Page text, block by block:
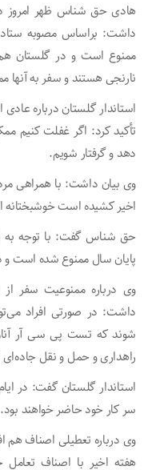
هادی حق شناس ظهر امروز
داشت: براساس مصوبه ستاد
ممنوع است و در گلستان
نارنجی هستند و سفر به آنها
استاندار گلستان درباره
تأکید کرد: اگر غفلت کنیم
دهد و گرفتار شویم.
وی بیان داشت: با همراهی
اخیر کشیده است خوشبختانه
حق شناس گفت: با توجه به
پایان سال ممنوع شده است و
وی درباره ممنوعیت سفر
داشت: در صورتی افراد
شوند که تست پی سی آر
راهداری و حمل و نقل
استاندار گلستان گفت: در
سر کار خود حاضر خواهند بود.
وی درباره تعطیلی اصناف هم
هفته اخیر با اصناف